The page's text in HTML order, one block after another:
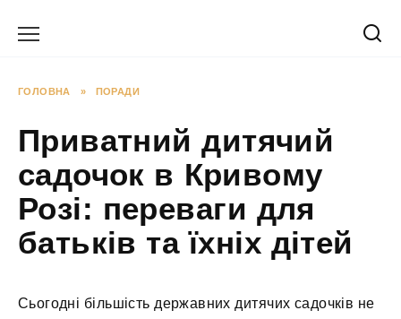
ГОЛОВНА » ПОРАДИ
Приватний дитячий
садочок в Кривому
Розі: переваги для
батьків та їхніх дітей
Сьогодні більшість державних дитячих садочків не